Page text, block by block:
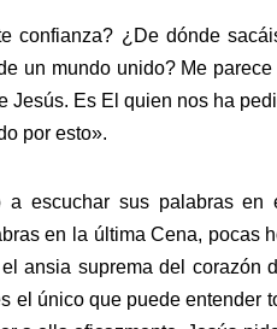
confianza? ¿De dónde
un mundo unido? Me
Jesús. Es El quien nos ha
por esto».
a escuchar sus palabras
en la última Cena, pocas
ansia suprema del corazón
el único que puede entender